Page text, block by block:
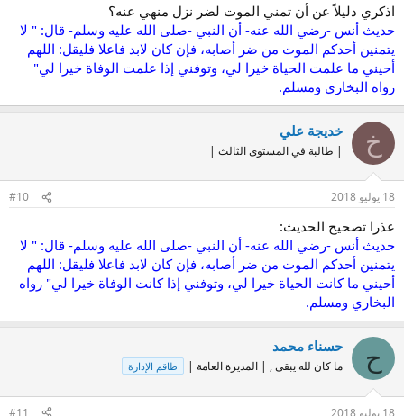
اذكري دليلاً عن أن تمني الموت لضر نزل منهي عنه؟
حديث أنس -رضي الله عنه- أن النبي -صلى الله عليه وسلم- قال: " ﻻ
يتمنين أحدكم الموت من ضر أصابه، فإن كان لابد فاعلا فليقل: اللهم
أحيني ما علمت الحياة خيرا لي، وتوفني إذا علمت الوفاة خيرا لي"
رواه البخاري ومسلم.
خ خديجة علي
| طالبة في المستوى الثالث |
18 يوليو 2018 #10
عذرا تصحيح الحديث:
حديث أنس -رضي الله عنه- أن النبي -صلى الله عليه وسلم- قال: " ﻻ
يتمنين أحدكم الموت من ضر أصابه، فإن كان لابد فاعلا فليقل: اللهم
أحيني ما كانت الحياة خيرا لي، وتوفني إذا كانت الوفاة خيرا لي" رواه
البخاري ومسلم.
ح حسناء محمد
ما كان لله يبقى , | المديرة العامة | طاقم الإدارة
18 يوليو 2018 #11